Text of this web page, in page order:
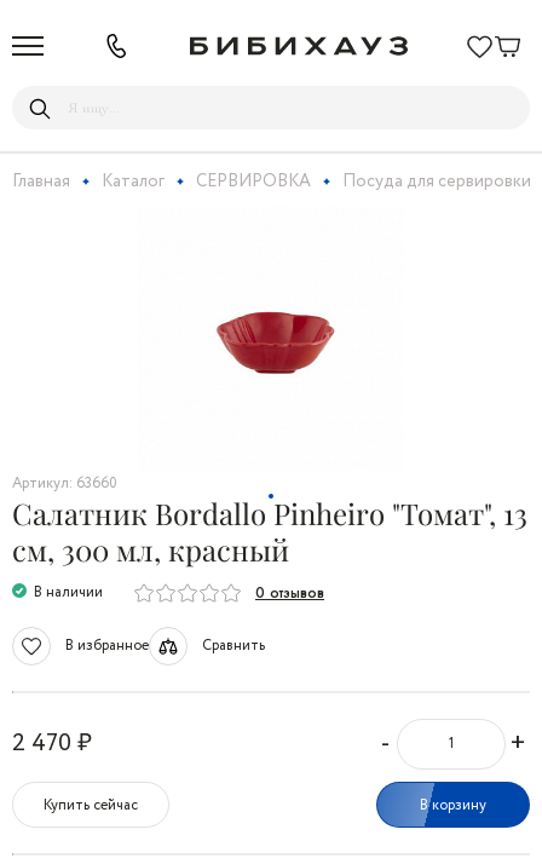
Главная Каталог СЕРВИРОВКА Посуда для сервировки
Артикул: 63660
Салатник Bordallo Pinheiro "Томат", 13
см, 300 мл, красный
В наличии 0 отзывов
В избранное Сравнить
2 470 ₽ - +
Купить сейчас В корзину